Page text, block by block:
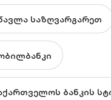
საზღვარგარეთ
ბანკის